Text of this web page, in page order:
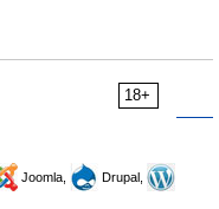
18+
Joomla,
Drupal,